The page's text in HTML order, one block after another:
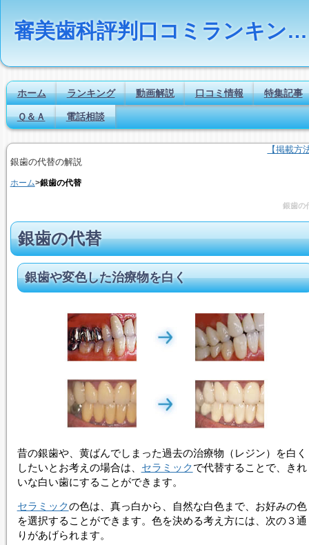
審美歯科評判口コミランキングの比較検索とは｜Dr.NAVI
ホーム ランキング 動画解説 口コミ情報 特集記事
Ｑ＆Ａ 電話相談
【掲載方
銀歯の代替の解説
ホーム>銀歯の代替
銀歯の
銀歯の代替
銀歯や変色した治療物を白く
昔の銀歯や、黄ばんでしまった過去の治療物（レジン）を白く
したいとお考えの場合は、 セラミックで代替することで、きれ
いな白い歯にすることができます。
セラミックの色は、真っ白から、自然な白色まで、お好みの色
を選択することができます。色を決める考え方には、次の３通
りがあげられます。